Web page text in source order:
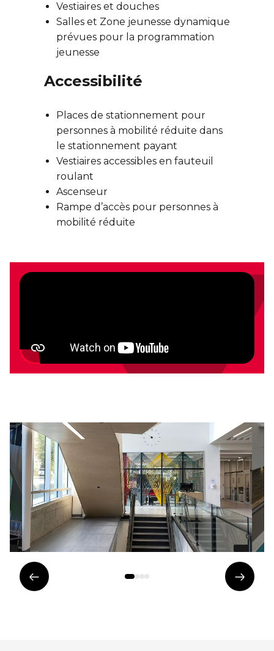
Vestiaires et douches
Salles et Zone jeunesse dynamique
prévues pour la programmation
jeunesse
Accessibilité
Places de stationnement pour
personnes à mobilité réduite dans
le stationnement payant
Vestiaires accessibles en fauteuil
roulant
Ascenseur
Rampe d’accès pour personnes à
mobilité réduite
Élément
précédent
suivant